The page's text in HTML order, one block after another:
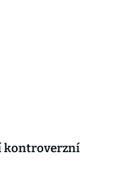
kontroverzní